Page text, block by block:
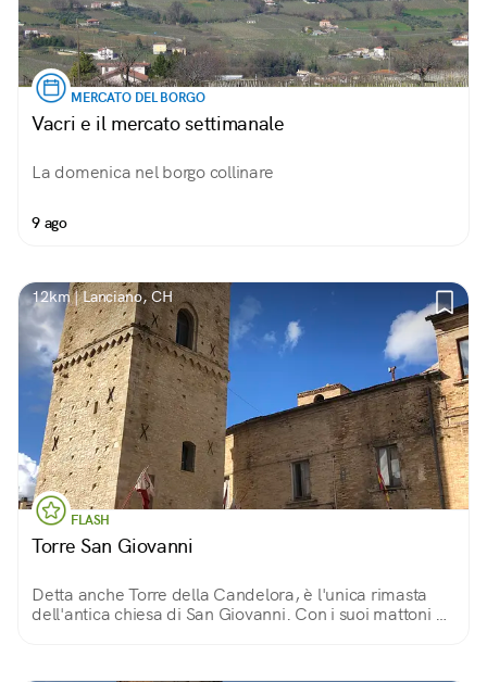
MERCATO DEL BORGO
Vacri e il mercato settimanale
La domenica nel borgo collinare
9 ago
12km | Lanciano, CH
FLASH
Torre San Giovanni
Detta anche Torre della Candelora, è l'unica rimasta
dell'antica chiesa di San Giovanni. Con i suoi mattoni a